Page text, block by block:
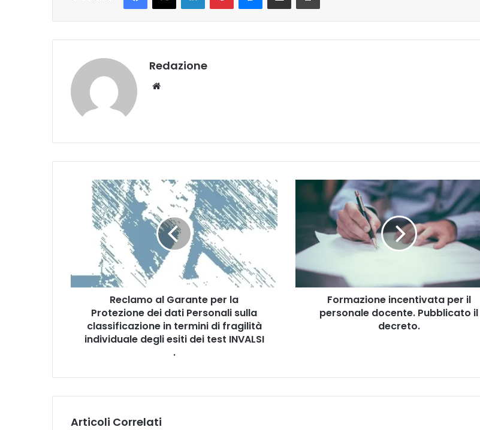
Redazione
a
l
e
l
Reclamo al Garante per la
Protezione dei dati Personali sulla
classificazione in termini di fragilità
individuale degli esiti dei test INVALSI
.
n
v
Formazione incentivata per il
personale docente. Pubblicato il
decreto.
Articoli Correlati